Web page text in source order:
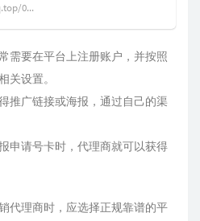
0...
需要在平台上注册账户，并按照
关设置。
推广链接或海报，通过自己的渠
申请号卡时，代理商就可以获得
代理商时，应选择正规靠谱的平